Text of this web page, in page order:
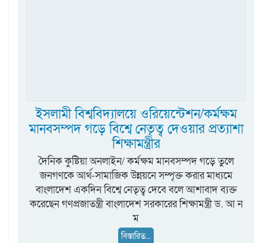
ইসলামী বিশ্ববিদ্যালয়ে ওরিয়েন্টেশন/কর্মক্ষম
মানবসম্পদ গড়ে বিশ্বে নেতৃত্ব দেওয়ার প্রত্যাশা
শিক্ষামন্ত্রীর
দৈনিক কুষ্টিয়া অনলাইন/ কর্মক্ষম মানবসম্পদ গড়ে তুলে
জনগণকে আর্থ-সামাজিক উন্নয়নে সম্পৃক্ত করার মাধ্যমে
বাংলাদেশ একদিন বিশ্বে নেতৃত্ব দেবে বলে আশাবাদ ব্যক্ত
করেছেন গণপ্রজাতন্ত্রী বাংলাদেশ সরকারের শিক্ষামন্ত্রী ড. আ ন
ম
বিস্তারিত...